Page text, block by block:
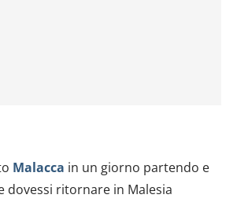
Malacca in un giorno partendo e
dovessi ritornare in Malesia